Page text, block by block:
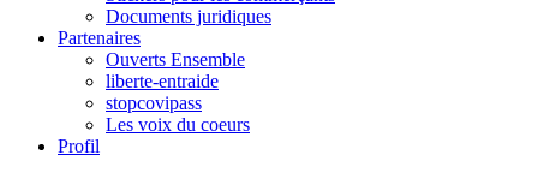
Documents juridiques
Partenaires
Ouverts Ensemble
liberte-entraide
stopcovipass
Les voix du coeurs
Profil